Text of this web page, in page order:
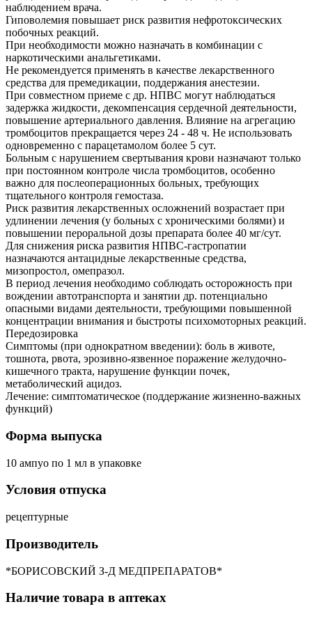
наблюдением врача.
Гиповолемия повышает риск развития нефротоксических
побочных реакций.
При необходимости можно назначать в комбинации с
наркотическими анальгетиками.
Не рекомендуется применять в качестве лекарственного
средства для премедикации, поддержания анестезии.
При совместном приеме с др. НПВС могут наблюдаться
задержка жидкости, декомпенсация сердечной деятельности,
повышение артериального давления. Влияние на агрегацию
тромбоцитов прекращается через 24 - 48 ч. Не использовать
одновременно с парацетамолом более 5 сут.
Больным с нарушением свертывания крови назначают только
при постоянном контроле числа тромбоцитов, особенно
важно для послеоперационных больных, требующих
тщательного контроля гемостаза.
Риск развития лекарственных осложнений возрастает при
удлинении лечения (у больных с хроническими болями) и
повышении пероральной дозы препарата более 40 мг/сут.
Для снижения риска развития НПВС-гастропатии
назначаются антацидные лекарственные средства,
мизопростол, омепразол.
В период лечения необходимо соблюдать осторожность при
вождении автотранспорта и занятии др. потенциально
опасными видами деятельности, требующими повышенной
концентрации внимания и быстроты психомоторных реакций.
Передозировка
Симптомы (при однократном введении): боль в животе,
тошнота, рвота, эрозивно-язвенное поражение желудочно-
кишечного тракта, нарушение функции почек,
метаболический ацидоз.
Лечение: симптоматическое (поддержание жизненно-важных
функций)
Форма выпуска
10 ампуо по 1 мл в упаковке
Условия отпуска
рецептурные
Производитель
*БОРИСОВСКИЙ З-Д МЕДПРЕПАРАТОВ*
Наличие товара в аптеках